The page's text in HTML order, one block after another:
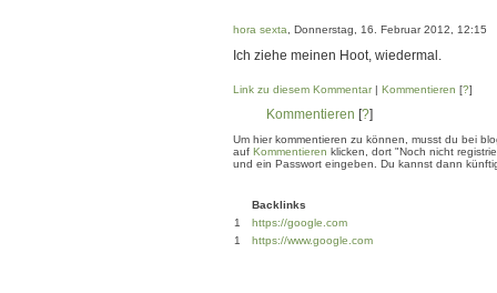
hora sexta , Donnerstag, 16. Februar 2012, 12:15
Ich ziehe meinen Hoot, wiedermal.
Link zu diesem Kommentar| Kommentieren [?]
Kommentieren [?]
Um hier kommentieren zu können, musst du bei
auf Kommentieren klicken, dort "Noch nicht
und ein Passwort eingeben. Du kannst dann
Backlinks
1
https://google.com
1
https://www.google.com